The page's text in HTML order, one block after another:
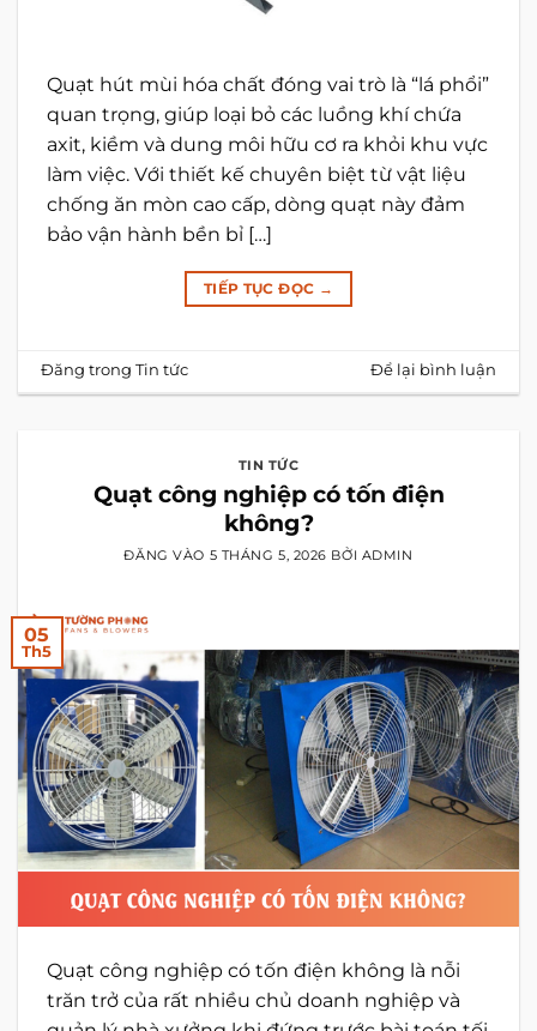
Quạt hút mùi hóa chất đóng vai trò là “lá phổi”
quan trọng, giúp loại bỏ các luồng khí chứa
axit, kiềm và dung môi hữu cơ ra khỏi khu vực
làm việc. Với thiết kế chuyên biệt từ vật liệu
chống ăn mòn cao cấp, dòng quạt này đảm
bảo vận hành bền bỉ […]
TIẾP TỤC ĐỌC →
Đăng trongTin tức Để lại bình luận
TIN TỨC
Quạt công nghiệp có tốn điện
không?
ĐĂNG VÀO 5 THÁNG 5, 2026 BỞI ADMIN
05
Th5
Quạt công nghiệp có tốn điện không là nỗi
trăn trở của rất nhiều chủ doanh nghiệp và